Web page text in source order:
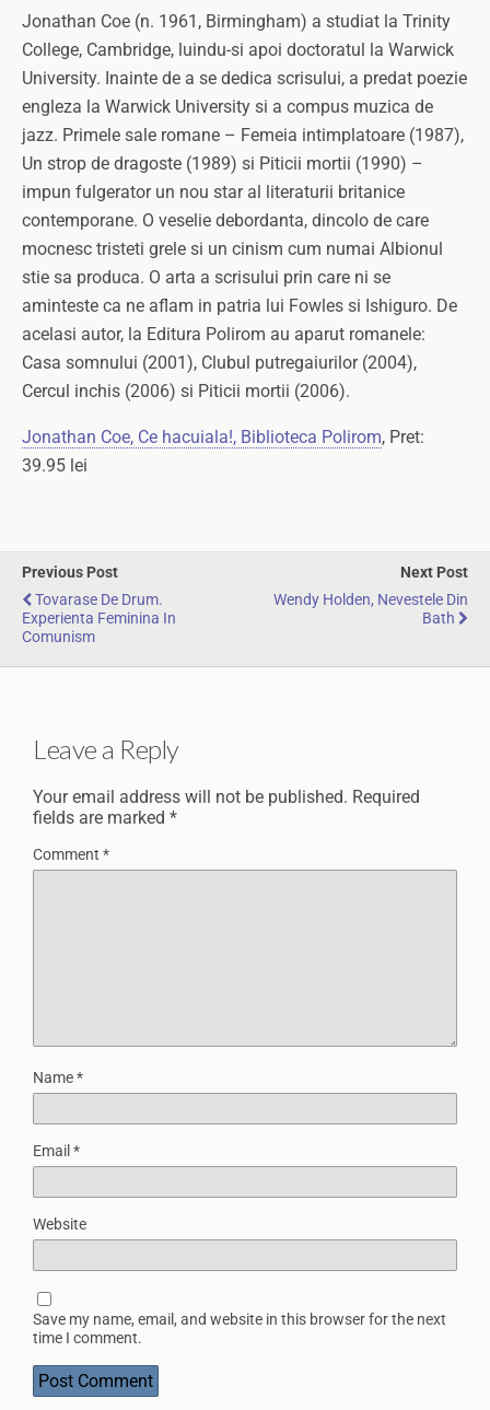
Jonathan Coe (n. 1961, Birmingham) a studiat la Trinity
College, Cambridge, luindu-si apoi doctoratul la Warwick
University. Inainte de a se dedica scrisului, a predat poezie
engleza la Warwick University si a compus muzica de
jazz. Primele sale romane – Femeia intimplatoare (1987),
Un strop de dragoste (1989) si Piticii mortii (1990) –
impun fulgerator un nou star al literaturii britanice
contemporane. O veselie debordanta, dincolo de care
mocnesc tristeti grele si un cinism cum numai Albionul
stie sa produca. O arta a scrisului prin care ni se
aminteste ca ne aflam in patria lui Fowles si Ishiguro. De
acelasi autor, la Editura Polirom au aparut romanele:
Casa somnului (2001), Clubul putregaiurilor (2004),
Cercul inchis (2006) si Piticii mortii (2006).
Jonathan Coe, Ce hacuiala!, Biblioteca Polirom, Pret:
39.95 lei
Previous Post
Tovarase De Drum.
Experienta Feminina In
Comunism
Next Post
Wendy Holden, Nevestele Din
Bath
Leave a Reply
Your email address will not be published. Required
fields are marked *
Comment *
Name*
Email *
Website
Save my name, email, and website in this browser for the next
time I comment.